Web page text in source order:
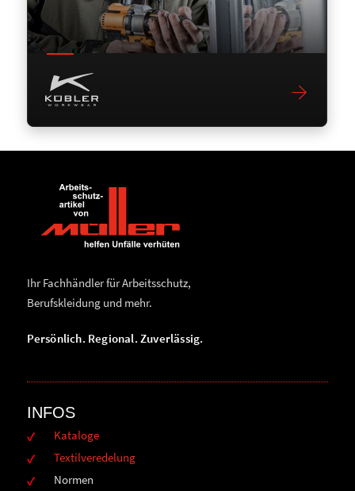
Ihr Fachhändler für Arbeitsschutz,
Berufskleidung und mehr.
Persönlich. Regional. Zuverlässig.
INFOS
Kataloge
Textilveredelung
Normen